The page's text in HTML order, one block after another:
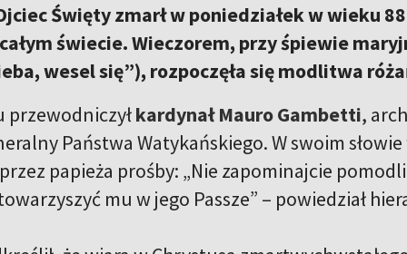
Święty zmarł w poniedziałek w wieku
świecie. Wieczorem, przy śpiewie
wesel się”), rozpoczęła się modlitwa
przewodniczyłkardynał Mauro Gambetti,
Państwa Watykańskiego. W swoim
papieża prośby: „Nie zapominajcie
mu w jego Passze” – powiedział